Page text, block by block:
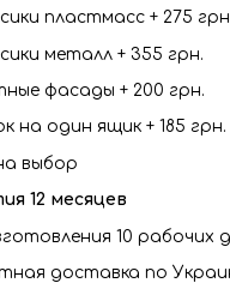
пластмасс + 275
металл + 355 грн.
фасады + 200 грн.
на один ящик + 185 грн.
выбор
12 месяцев
10 рабочих
доставка по